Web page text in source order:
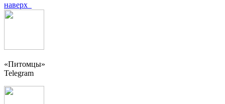
наверх
«Питомцы»
Telegram